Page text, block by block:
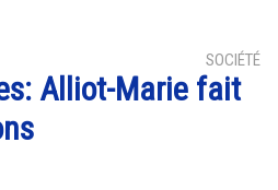
SOCIÉTÉ
Alliot-Marie fait